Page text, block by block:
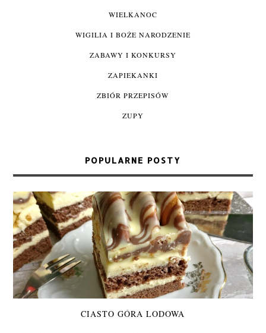
WIELKANOC
WIGILIA I BOŻE NARODZENIE
ZABAWY I KONKURSY
ZAPIEKANKI
ZBIÓR PRZEPISÓW
ZUPY
POPULARNE POSTY
CIASTO GÓRA LODOWA